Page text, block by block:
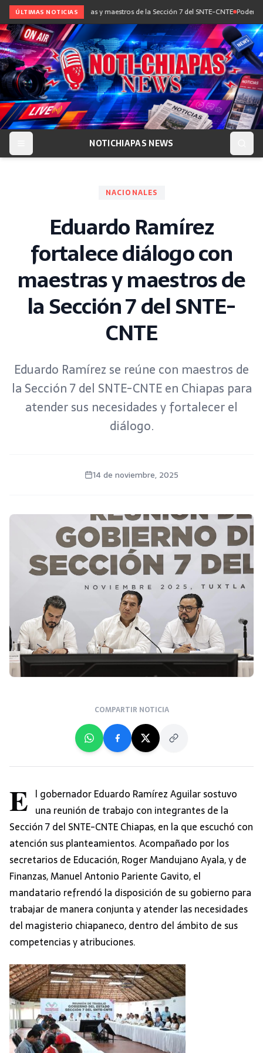
ÚLTIMAS NOTICIAS
con maestras y maestros de la Sección 7 del SNTE-CNTE Poder Judicial
NOTICHIAPAS NEWS
NACIONALES
Eduardo Ramírez
fortalece diálogo con
maestras y maestros de
la Sección 7 del SNTE-
CNTE
Eduardo Ramírez se reúne con maestros de
la Sección 7 del SNTE-CNTE en Chiapas para
atender sus necesidades y fortalecer el
diálogo.
14 de noviembre, 2025
COMPARTIR NOTICIA
E l gobernador Eduardo Ramírez Aguilar sostuvo
una reunión de trabajo con integrantes de la
Sección 7 del SNTE-CNTE Chiapas, en la que escuchó con
atención sus planteamientos. Acompañado por los
secretarios de Educación, Roger Mandujano Ayala, y de
Finanzas, Manuel Antonio Pariente Gavito, el
mandatario refrendó la disposición de su gobierno para
trabajar de manera conjunta y atender las necesidades
del magisterio chiapaneco, dentro del ámbito de sus
competencias y atribuciones.